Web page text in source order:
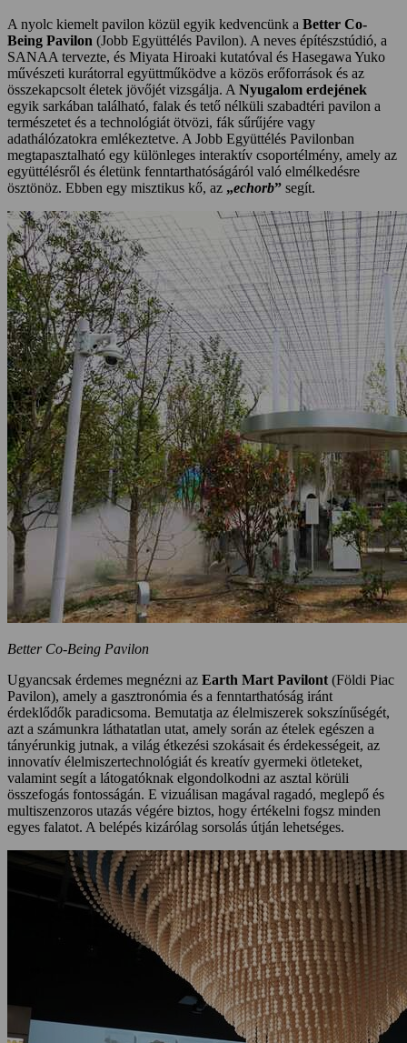
A nyolc kiemelt pavilon közül egyik kedvencünk a Better Co-
Being Pavilon (Jobb Együttélés Pavilon). A neves építészstúdió, a
SANAA tervezte, és Miyata Hiroaki kutatóval és Hasegawa Yuko
művészeti kurátorral együttműködve a közös erőforrások és az
összekapcsolt életek jövőjét vizsgálja. A Nyugalom erdejének
egyik sarkában található, falak és tető nélküli szabadtéri pavilon a
természetet és a technológiát ötvözi, fák sűrűjére vagy
adathálózatokra emlékeztetve. A Jobb Együttélés Pavilonban
megtapasztalható egy különleges interaktív csoportélmény, amely az
együttélésről és életünk fenntarthatóságáról való elmélkedésre
ösztönöz. Ebben egy misztikus kő, az „echorb” segít.
Better Co-Being Pavilon
Ugyancsak érdemes megnézni az Earth Mart Pavilont (Földi Piac
Pavilon), amely a gasztronómia és a fenntarthatóság iránt
érdeklődők paradicsoma. Bemutatja az élelmiszerek sokszínűségét,
azt a számunkra láthatatlan utat, amely során az ételek egészen a
tányérunkig jutnak, a világ étkezési szokásait és érdekességeit, az
innovatív élelmiszertechnológiát és kreatív gyermeki ötleteket,
valamint segít a látogatóknak elgondolkodni az asztal körüli
összefogás fontosságán. E vizuálisan magával ragadó, meglepő és
multiszenzoros utazás végére biztos, hogy értékelni fogsz minden
egyes falatot. A belépés kizárólag sorsolás útján lehetséges.